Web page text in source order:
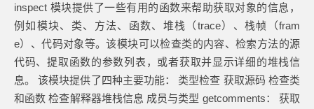
inspect 模块提供了一些有用的函数来帮助获取对象的信息，
例如模块、类、方法、函数、堆栈（trace）、栈帧（fram
e）、代码对象等。该模块可以检查类的内容、检索方法的源
代码、提取函数的参数列表，或者获取并显示详细的堆栈信
息。 该模块提供了四种主要功能： 类型检查 获取源码 检查类
和函数 检查解释器堆栈信息 成员与类型 getcomments： 获取